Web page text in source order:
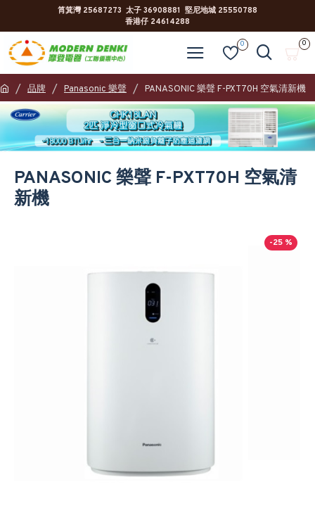
筲箕灣 25687273 太子 36908881 堅尼地城 25550788
香港仔 24614288
0 0
品牌 Panasonic 樂聲 PANASONIC 樂聲 F-PXT70H 空氣清新機
PANASONIC 樂聲 F-PXT70H 空氣清
新機
-25 %